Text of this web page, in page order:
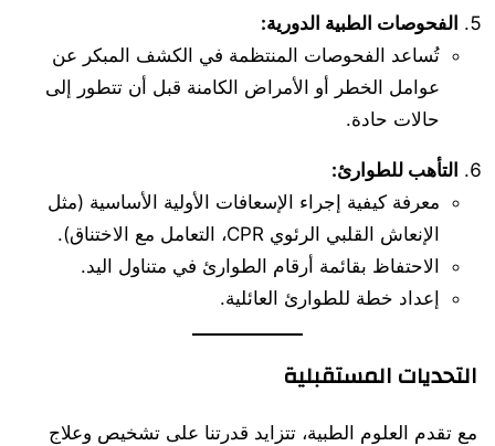
الفحوصات الطبية الدورية:
تُساعد الفحوصات المنتظمة في الكشف المبكر عن
عوامل الخطر أو الأمراض الكامنة قبل أن تتطور إلى
حالات حادة.
التأهب للطوارئ:
معرفة كيفية إجراء الإسعافات الأولية الأساسية (مثل
الإنعاش القلبي الرئوي CPR، التعامل مع الاختناق).
الاحتفاظ بقائمة أرقام الطوارئ في متناول اليد.
إعداد خطة للطوارئ العائلية.
التحديات المستقبلية
مع تقدم العلوم الطبية، تتزايد قدرتنا على تشخيص وعلاج